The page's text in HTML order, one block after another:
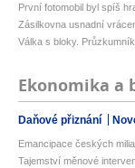
První fotomobil byl spíš
Zásilkovna usnadní
Válka s bloky.
Ekonomika a
Daňové přiznání
Emancipace českých
Tajemství měnové